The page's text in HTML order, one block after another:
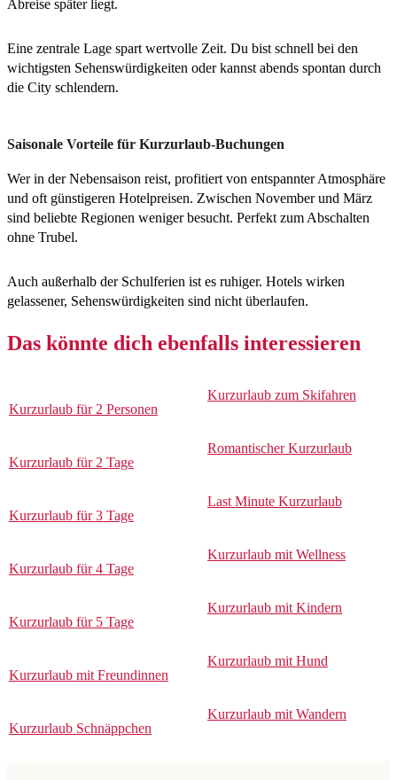
Abreise später liegt.
Eine zentrale Lage spart wertvolle Zeit. Du bist schnell bei den
wichtigsten Sehenswürdigkeiten oder kannst abends spontan durch
die City schlendern.
Saisonale Vorteile für Kurzurlaub-Buchungen
Wer in der Nebensaison reist, profitiert von entspannter Atmosphäre
und oft günstigeren Hotelpreisen. Zwischen November und März
sind beliebte Regionen weniger besucht. Perfekt zum Abschalten
ohne Trubel.
Auch außerhalb der Schulferien ist es ruhiger. Hotels wirken
gelassener, Sehenswürdigkeiten sind nicht überlaufen.
Das könnte dich ebenfalls interessieren
Kurzurlaub für 2 Personen
Kurzurlaub für 2 Tage
Kurzurlaub für 3 Tage
Kurzurlaub für 4 Tage
Kurzurlaub für 5 Tage
Kurzurlaub mit Freundinnen
Kurzurlaub Schnäppchen
Kurzurlaub zum Skifahren
Romantischer Kurzurlaub
Last Minute Kurzurlaub
Kurzurlaub mit Wellness
Kurzurlaub mit Kindern
Kurzurlaub mit Hund
Kurzurlaub mit Wandern